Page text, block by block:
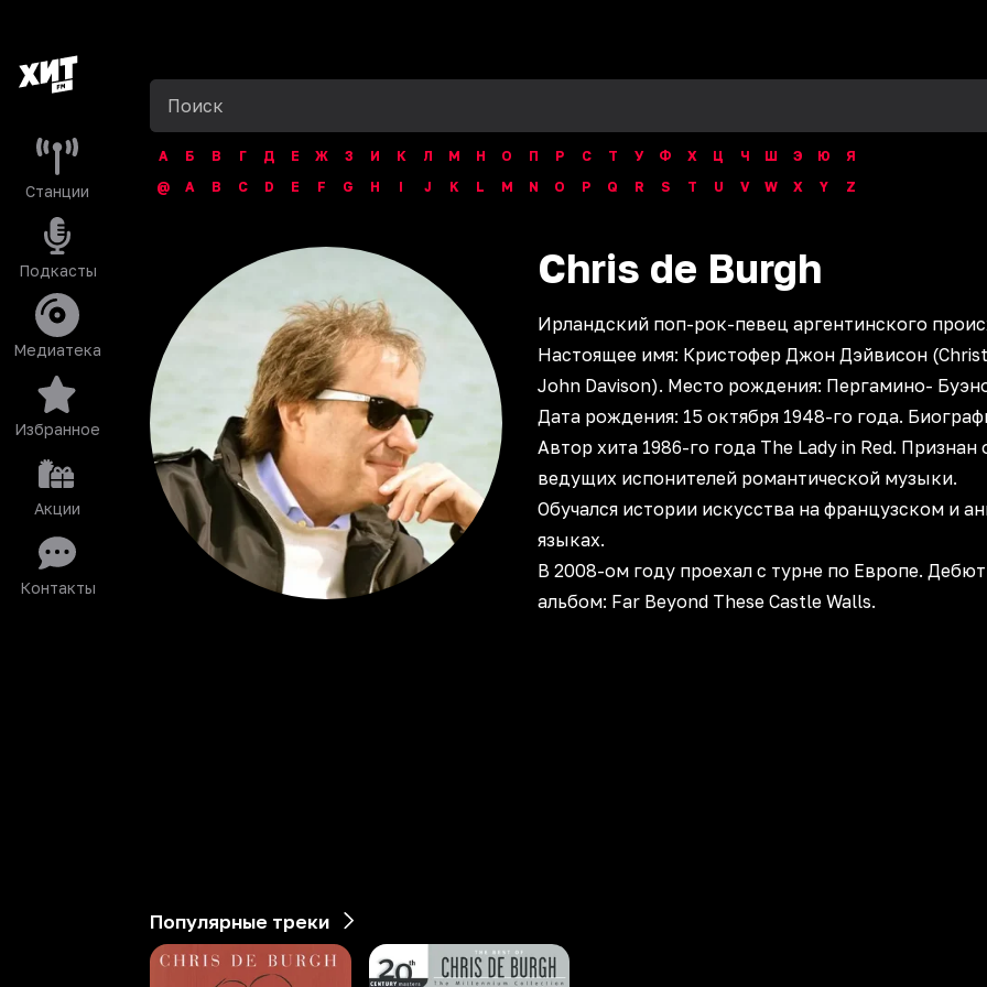
Станции
Подкасты
Медиатека
Избранное
Акции
Контакты
А Б В Г Д Е Ж З И К Л М Н О П Р С Т У Ф Х Ц Ч Ш Э Ю
Я
@
A B C D E F G H I J K L M N O P Q R S T U V W X Y Z
Chris de Burgh
Ирландский поп-рок-певец аргентинского
Настоящее имя: Кристофер Джон Дэйвисон
John Davison). Место рождения: Пергамино-
Дата рождения: 15 октября 1948-го года.
Автор хита 1986-го года The Lady in Red. Признан
ведущих испонителей романтической музыки.
Обучался истории искусства на французском и
языках.
В 2008-ом году проехал с турне по Европе.
альбом: Far Beyond These Castle Walls.
Популярные треки